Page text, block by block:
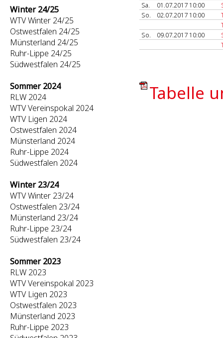
Winter 24/25
WTV Winter 24/25
Ostwestfalen 24/25
Münsterland 24/25
Ruhr-Lippe 24/25
Südwestfalen 24/25
Sommer 2024
RLW 2024
WTV Vereinspokal 2024
WTV Ligen 2024
Ostwestfalen 2024
Münsterland 2024
Ruhr-Lippe 2024
Südwestfalen 2024
Winter 23/24
WTV Winter 23/24
Ostwestfalen 23/24
Münsterland 23/24
Ruhr-Lippe 23/24
Südwestfalen 23/24
Sommer 2023
RLW 2023
WTV Vereinspokal 2023
WTV Ligen 2023
Ostwestfalen 2023
Münsterland 2023
Ruhr-Lippe 2023
Sa.
01.07.2017 10:00
So.
02.07.2017 10:00
So.
09.07.2017 10:00
Tabelle